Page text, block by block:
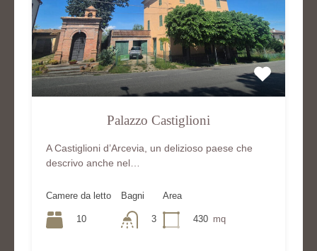
Palazzo Castiglioni
A Castiglioni d’Arcevia, un delizioso paese che
descrivo anche nel…
Camere da letto
10
Bagni
3
Area
430 mq